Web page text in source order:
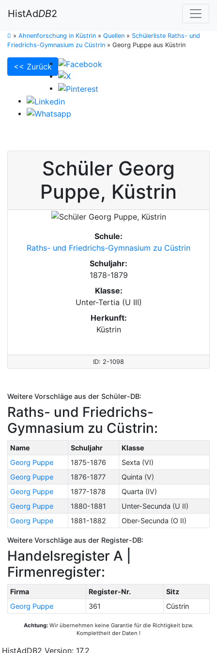
HistAdDB2
» Ahnenforschung in Küstrin » Quellen » Schülerliste Raths- und
Friedrichs-Gymnasium zu Cüstrin » Georg Puppe aus Küstrin
<< Zurück
Schüler Georg
Puppe, Küstrin
Schule:
Raths- und Friedrichs-Gymnasium zu Cüstrin
Schuljahr:
1878-1879
Klasse:
Unter-Tertia (U III)
Herkunft:
Küstrin
ID: 2-1098
Weitere Vorschläge aus der Schüler-DB:
Raths- und Friedrichs-
Gymnasium zu Cüstrin:
Name Schuljahr
Klasse
Georg Puppe
1875-1876
Sexta (VI)
Georg Puppe
1876-1877
Quinta (V)
Georg Puppe
1877-1878
Quarta (IV)
Georg Puppe
1880-1881
Unter-Secunda (U II)
Georg Puppe
1881-1882 Ober-Secunda (O II)
Weitere Vorschläge aus der Register-DB:
Handelsregister A |
Firmenregister:
Firma Register-Nr.
Sitz
Georg Puppe
361 Cüstrin
Achtung: Wir übernehmen keine Garantie für die Richtigkeit bzw.
Komplettheit der Daten !
HistAdDB2 Version: 17.2